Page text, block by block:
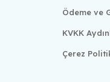
Ödeme ve
KVKK
Çerez